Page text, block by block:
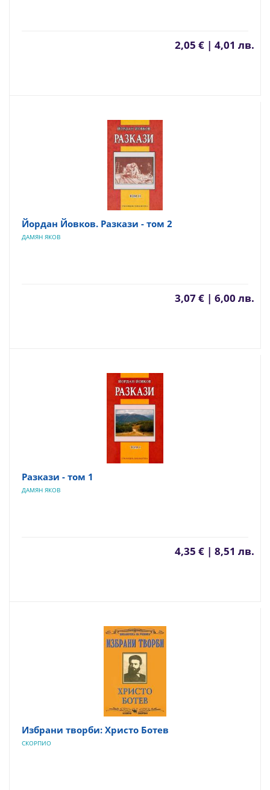
2,05 € | 4,01 лв.
Йордан Йовков. Разкази - том 2
ДАМЯН ЯКОВ
3,07 € | 6,00 лв.
Разкази - том 1
ДАМЯН ЯКОВ
4,35 € | 8,51 лв.
Избрани творби: Христо Ботев
СКОРПИО